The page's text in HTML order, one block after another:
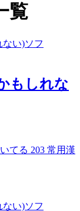
覧
もしれな
てる 203 常用漢